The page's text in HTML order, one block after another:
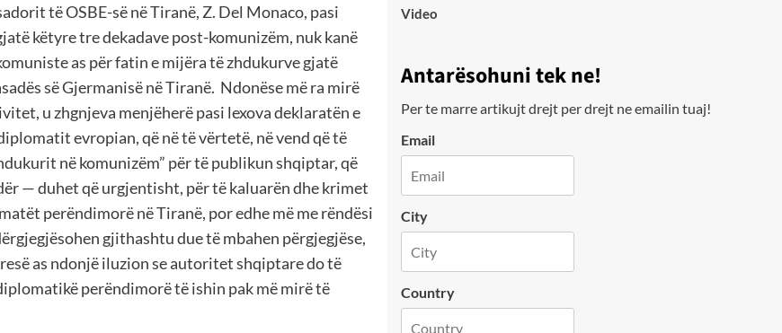
të OSBE-së në Tiranë, Z. Del Monaco, pasi
këtyre tre dekadave post-komunizëm, nuk kanë
as për fatin e mijëra të zhdukurve gjatë
së Gjermanisë në Tiranë. Ndonëse më ra mirë
u zhgnjeva menjëherë pasi lexova deklaratën e
evropian, që në të vërtetë, në vend që të
në komunizëm” për të publikun shqiptar, që
— duhet që urgjentisht, për të kaluarën dhe krimet
perëndimorë në Tiranë, por edhe më me rëndësi
gjithashtu due të mbahen përgjegjëse,
as ndonjë iluzion se autoritet shqiptare do të
perëndimorë të ishin pak më mirë të
Video
Antarësohuni tek ne!
Per te marre artikujt drejt per drejt ne emailin tuaj!
Email
City
Country